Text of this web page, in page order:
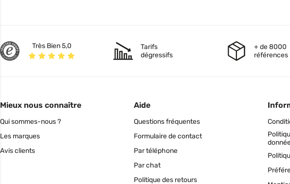
Très Bien 5,0
Tarifs
dégressifs
+ de 8000
références
Mieux nous connaître
Qui sommes-nous ?
Les marques
Avis clients
Aide
Questions fréquentes
Formulaire de contact
Par téléphone
Par chat
Politique des retours